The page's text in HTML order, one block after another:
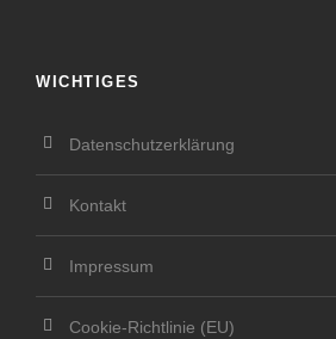
WICHTIGES
Datenschutzerklärung
Kontakt
Impressum
Cookie-Richtlinie (EU)